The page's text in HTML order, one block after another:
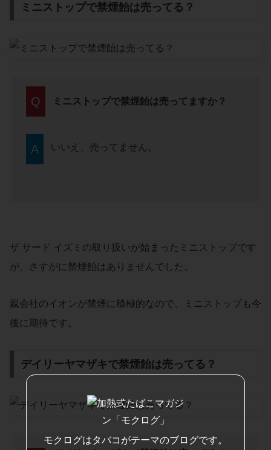
ミニストップで禁煙飴は売ってる？
Q ミニストップで禁煙飴は売ってますか？
A いいえ、売ってません。
ザ サード イズミの取り扱いが始まったミニストップです
が、さすがに禁煙飴はありませんでした。
親会社のイオンが禁煙に積極的なので、ミニストップも今
後に期待です。
デイリーヤマザキで禁煙飴は売ってる？
モクログはタバコがテーマのブログです。